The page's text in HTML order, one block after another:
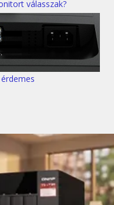
válasszak?